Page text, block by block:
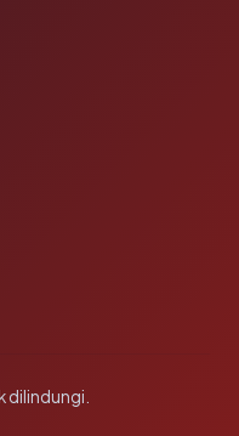
dilindungi.